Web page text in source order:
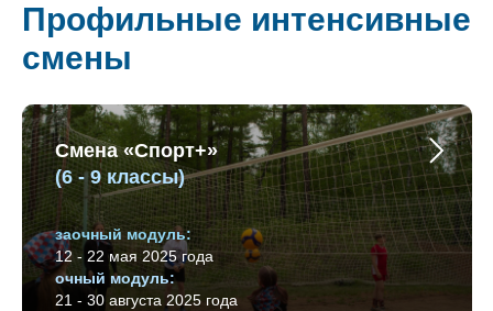
Профильные интенсивные
смены
Смена «Спорт+»
(6 - 9 классы)
заочный модуль:
12 - 22 мая 2025 года
очный модуль:
21 - 30 августа 2025 года